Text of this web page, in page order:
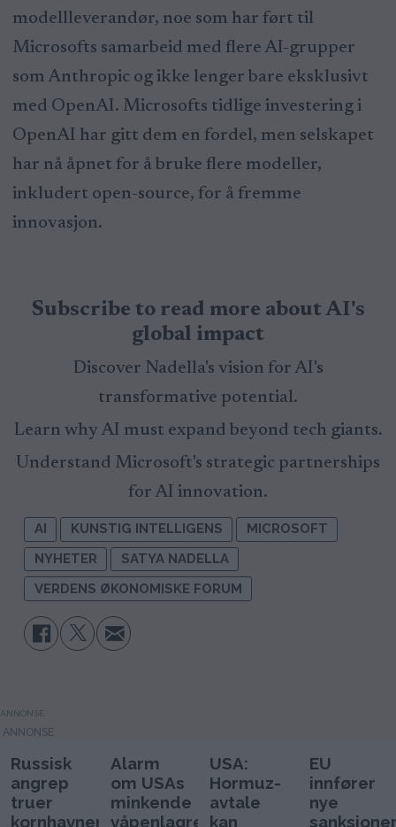
modellleverandør, noe som har ført til
Microsofts samarbeid med flere AI-grupper
som Anthropic og ikke lenger bare eksklusivt
med OpenAI. Microsofts tidlige investering i
OpenAI har gitt dem en fordel, men selskapet
har nå åpnet for å bruke flere modeller,
inkludert open-source, for å fremme
innovasjon.
Subscribe to read more about AI's
global impact
Discover Nadella's vision for AI's
transformative potential.
Learn why AI must expand beyond tech giants.
Understand Microsoft's strategic partnerships
for AI innovation.
AI KUNSTIG INTELLIGENS
MICROSOFT
NYHETER
SATYA NADELLA
VERDENS ØKONOMISKE FORUM
ANNONSE
Russisk
angrep
truer
kornhavnen
Alarm
om USAs
minkende
våpenlagre
USA:
Hormuz-
avtale
kan
EU
innfører
nye